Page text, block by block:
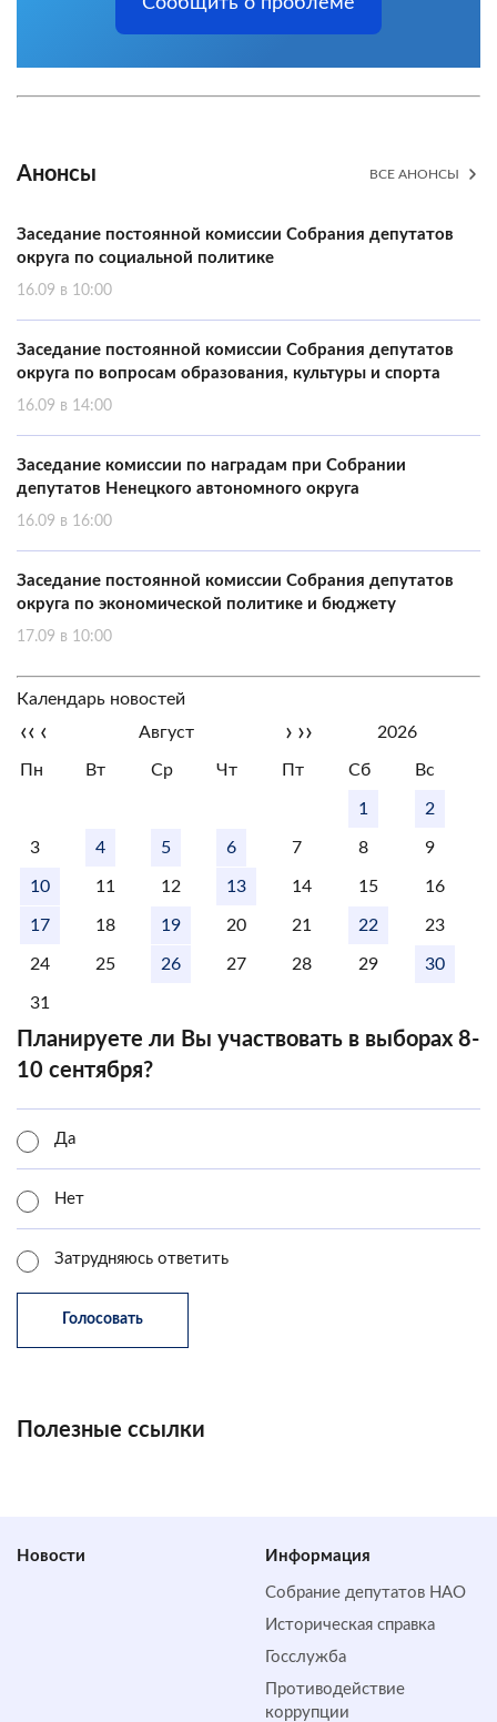
Анонсы ВСЕ АНОНСЫ
Заседание постоянной комиссии Собрания депутатов
округа по социальной политике
16.09 в 10:00
Заседание постоянной комиссии Собрания депутатов
округа по вопросам образования, культуры и спорта
16.09 в 14:00
Заседание комиссии по наградам при Собрании
депутатов Ненецкого автономного округа
16.09 в 16:00
Заседание постоянной комиссии Собрания депутатов
округа по экономической политике и бюджету
17.09 в 10:00
Календарь новостей
‹‹ ‹ Август › ›› 2026
Пн Вт Ср Чт Пт Сб Вс
1 2
3 4 5 6 7 8 9
10 11 12 13 14 15 16
17 18 19 20 21 22 23
24 25 26 27 28 29 30
31
Планируете ли Вы участвовать в выборах 8-
10 сентября?
Да
Нет
Затрудняюсь ответить
Полезные ссылки
Новости Информация
Собрание депутатов НАО
Историческая справка
Госслужба
Противодействие
коррупции